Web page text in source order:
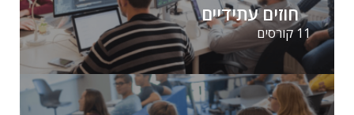
חוזים עתידיים
11 קורסים